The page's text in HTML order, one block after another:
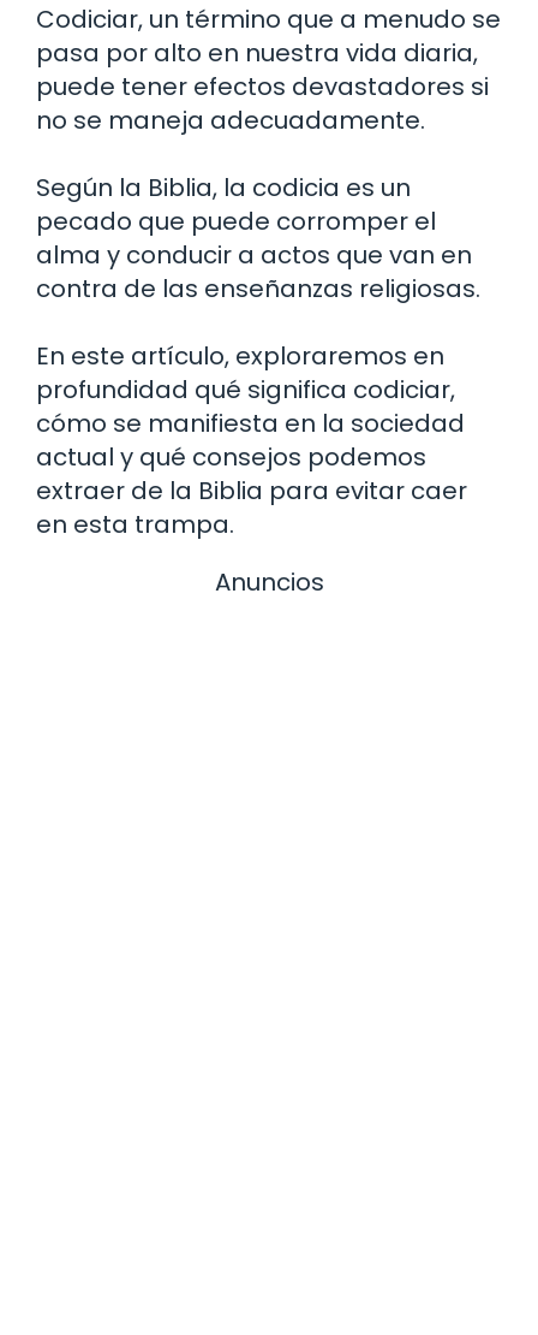
Codiciar, un término que a menudo se
pasa por alto en nuestra vida diaria,
puede tener efectos devastadores si
no se maneja adecuadamente.
Según la Biblia, la codicia es un
pecado que puede corromper el
alma y conducir a actos que van en
contra de las enseñanzas religiosas.
En este artículo, exploraremos en
profundidad qué significa codiciar,
cómo se manifiesta en la sociedad
actual y qué consejos podemos
extraer de la Biblia para evitar caer
en esta trampa.
Anuncios